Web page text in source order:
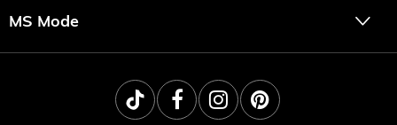
MS Mode